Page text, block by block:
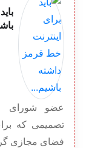
عضو شورای
تصمیمی که
فضای مجازی